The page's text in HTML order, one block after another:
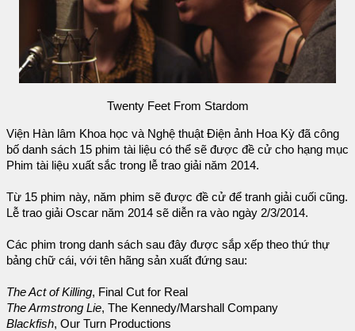
Twenty Feet From Stardom
Viện Hàn lâm Khoa học và Nghệ thuật Điện ảnh Hoa Kỳ đã công
bố danh sách 15 phim tài liệu có thể sẽ được đề cử cho hạng mục
Phim tài liệu xuất sắc trong lễ trao giải năm 2014.
Từ 15 phim này, năm phim sẽ được đề cử để tranh giải cuối cũng.
Lễ trao giải Oscar năm 2014 sẽ diễn ra vào ngày 2/3/2014.
Các phim trong danh sách sau đây được sắp xếp theo thứ thự
bảng chữ cái, với tên hãng sản xuất đứng sau:
The Act of Killing, Final Cut for Real
The Armstrong Lie, The Kennedy/Marshall Company
Blackfish, Our Turn Productions